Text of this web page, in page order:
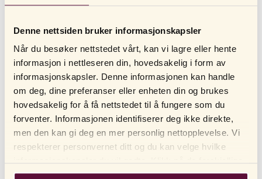
Denne nettsiden bruker informasjonskapsler
Når du besøker nettstedet vårt, kan vi lagre eller hente
informasjon i nettleseren din, hovedsakelig i form av
informasjonskapsler. Denne informasjonen kan handle
om deg, dine preferanser eller enheten din og brukes
hovedsakelig for å få nettstedet til å fungere som du
forventer. Informasjonen identifiserer deg ikke direkte,
men den kan gi deg en mer personlig nettopplevelse. Vi
respekterer personvernet ditt og du kan velge hvilke
kategorioverskriftene for å finne ut mer og endre
ANDRE LESTE OGSÅ
Hvordan jobber dere for å redusere CO2-utslipp?
Hva mener dere med veganske produkter?
Hvor lang holdbarhet har kondomer i pakken?